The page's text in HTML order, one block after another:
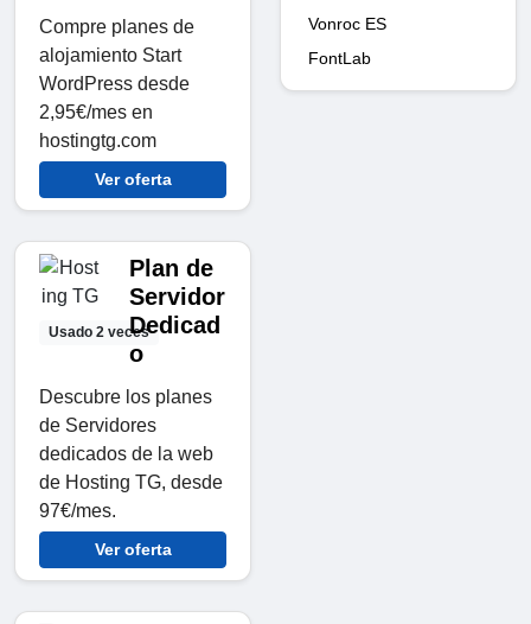
Compre planes de
alojamiento Start
WordPress desde
2,95€/mes en
hostingtg.com
Ver oferta
Usado 2 veces
Plan de
Servidor
Dedicad
o
Descubre los planes
de Servidores
dedicados de la web
de Hosting TG, desde
97€/mes.
Ver oferta
Vonroc ES
FontLab